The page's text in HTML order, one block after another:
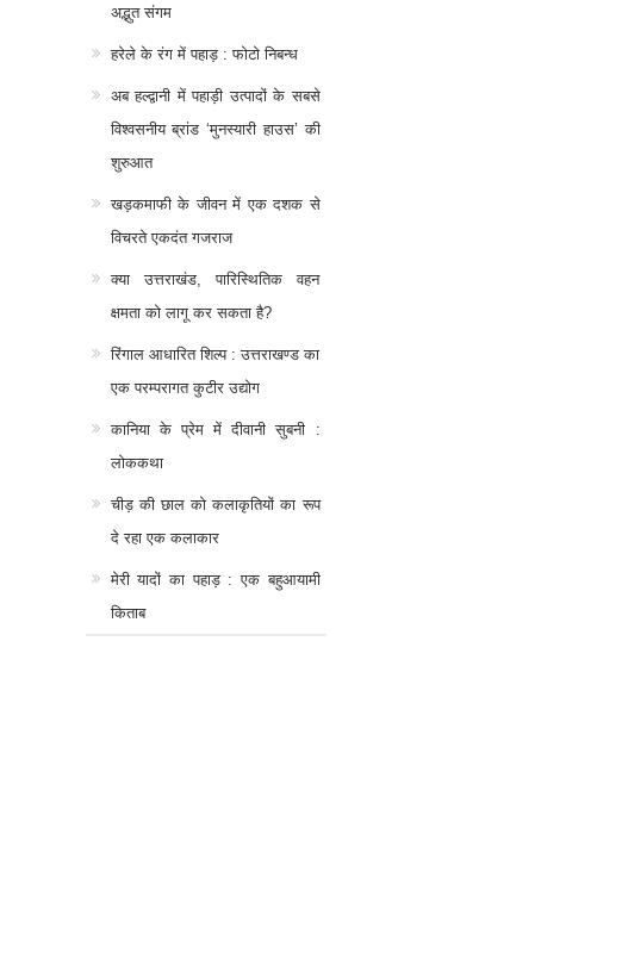
अद्भुत संगम
हरेले के रंग में पहाड़ : फोटो निबन्ध
अब हल्द्वानी में पहाड़ी उत्पादों के सबसे
विश्वसनीय ब्रांड ‘मुनस्यारी हाउस’ की
शुरुआत
खड़कमाफी के जीवन में एक दशक से
विचरते एकदंत गजराज
क्या उत्तराखंड, पारिस्थितिक वहन
क्षमता को लागू कर सकता है?
रिंगाल आधारित शिल्प : उत्तराखण्ड का
एक परम्परागत कुटीर उद्योग
कानिया के प्रेम में दीवानी सुबनी :
लोककथा
चीड़ की छाल को कलाकृतियों का रूप
दे रहा एक कलाकार
मेरी यादों का पहाड़ : एक बहुआयामी
किताब